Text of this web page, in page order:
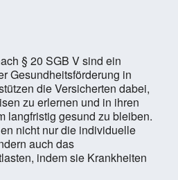
§ 20 SGB V sind ein
Gesundheitsförderung in
die Versicherten dabei,
zu erlernen und in ihren
langfristig gesund zu bleiben.
nicht nur die individuelle
auch das
indem sie Krankheiten